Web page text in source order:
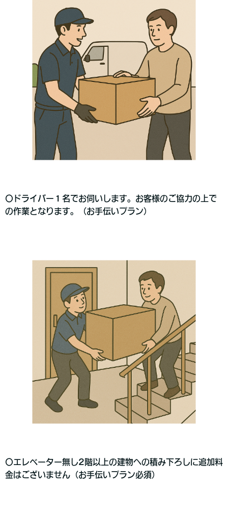
〇ドライバー１名でお伺いします。 お客様のご協力の上で
の作業となります。（お手伝いプラン）
〇エレベーター無し2階以上の建物への積み下ろしに追加料
金はございません（お手伝いプラン必須）